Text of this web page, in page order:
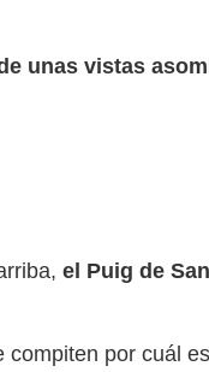
unas vistas
el Puig de
compiten por cuál